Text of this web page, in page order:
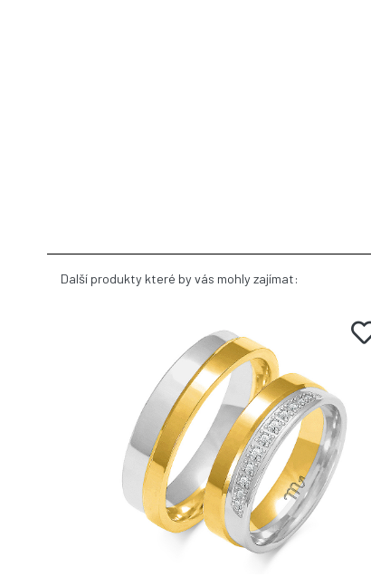
Další produkty které by vás mohly zajímat: